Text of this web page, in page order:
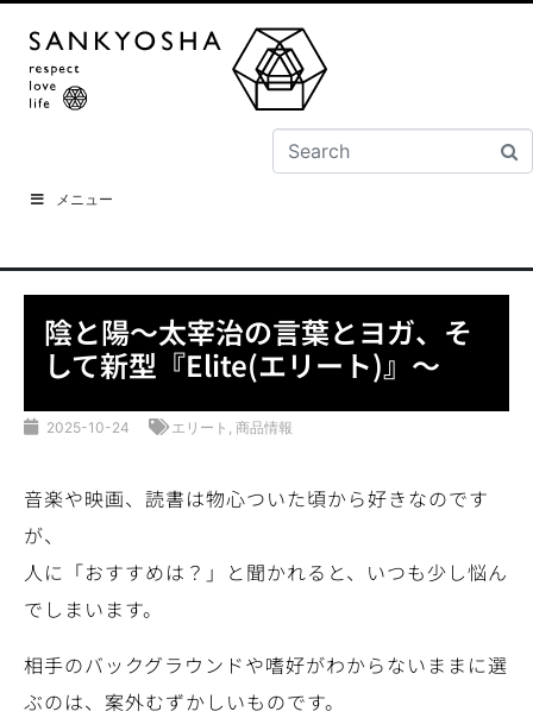
メニュー
陰と陽～太宰治の言葉とヨガ、そ
して新型『Elite(エリート)』～
2025-10-24 エリート , 商品情報
音楽や映画、読書は物心ついた頃から好きなのです
が、
人に「おすすめは？」と聞かれると、いつも少し悩ん
でしまいます。
相手のバックグラウンドや嗜好がわからないままに選
ぶのは、案外むずかしいものです。